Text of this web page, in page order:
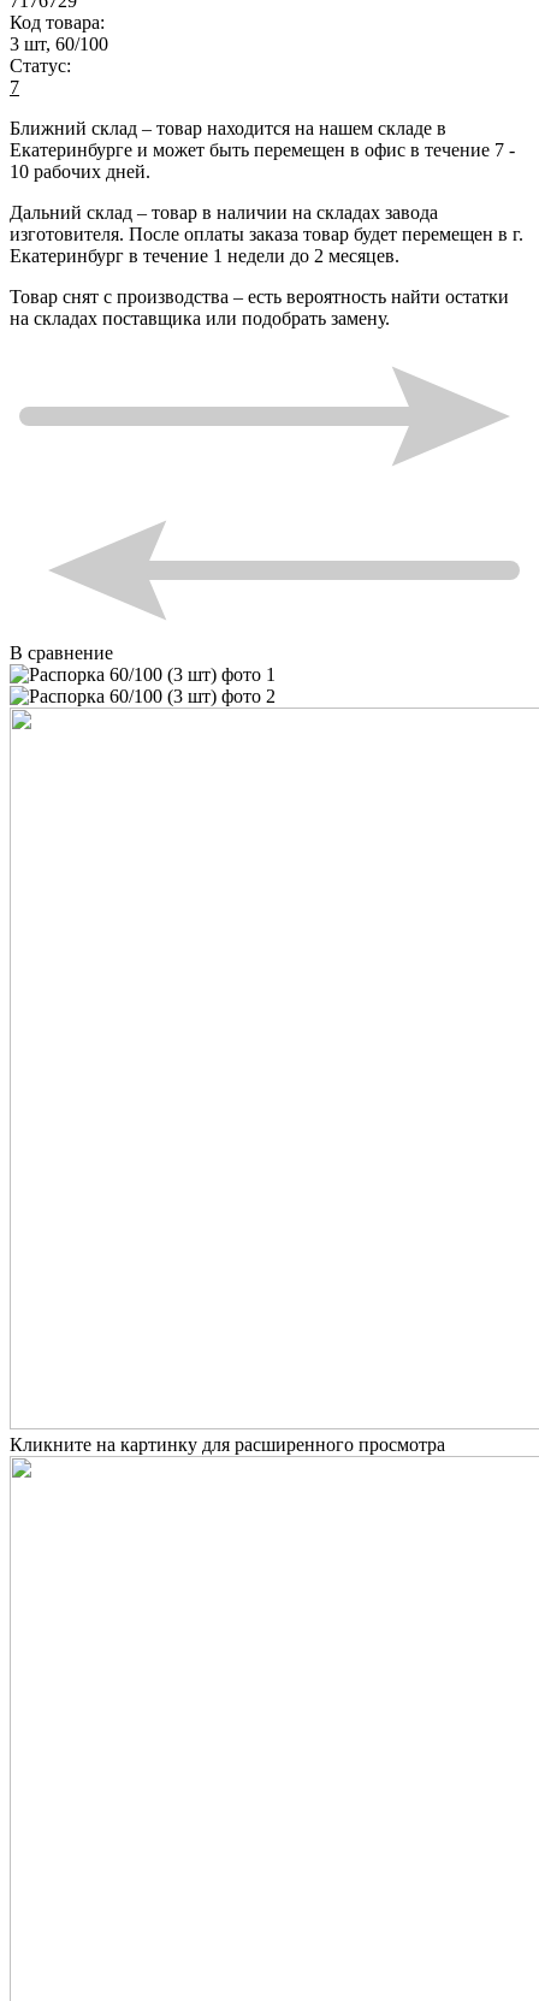
Код товара:
3 шт, 60/100
Статус:
7
Ближний склад – товар находится на нашем складе в
Екатеринбурге и может быть перемещен в офис в течение 7 -
10 рабочих дней.
Дальний склад – товар в наличии на складах завода
изготовителя. После оплаты заказа товар будет перемещен в г.
Екатеринбург в течение 1 недели до 2 месяцев.
Товар снят с производства – есть вероятность найти остатки
на складах поставщика или подобрать замену.
В сравнение
Кликните на картинку для расширенного просмотра